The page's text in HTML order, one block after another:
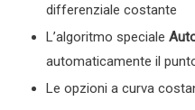
differenziale costante
L’algoritmo speciale
automaticamente il
Le opzioni a curva